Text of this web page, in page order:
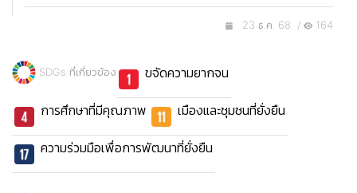
23 ธ.ค. 68 / 164
SDGs ที่เกี่ยวข้อง ขจัดความยากจน
การศึกษาที่มีคุณภาพ เมืองและชุมชนที่ยั่งยืน
ความร่วมมือเพื่อการพัฒนาที่ยั่งยืน